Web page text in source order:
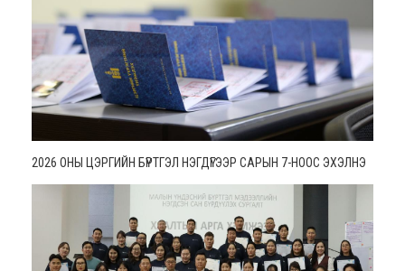
2026 ОНЫ ЦЭРГИЙН БҮРТГЭЛ НЭГДҮГЭЭР САРЫН 7-НООС ЭХЭЛНЭ